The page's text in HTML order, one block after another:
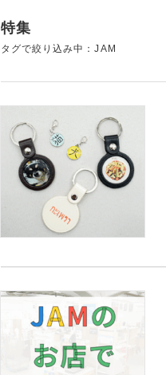
特集
タグで絞り込み中：JAM